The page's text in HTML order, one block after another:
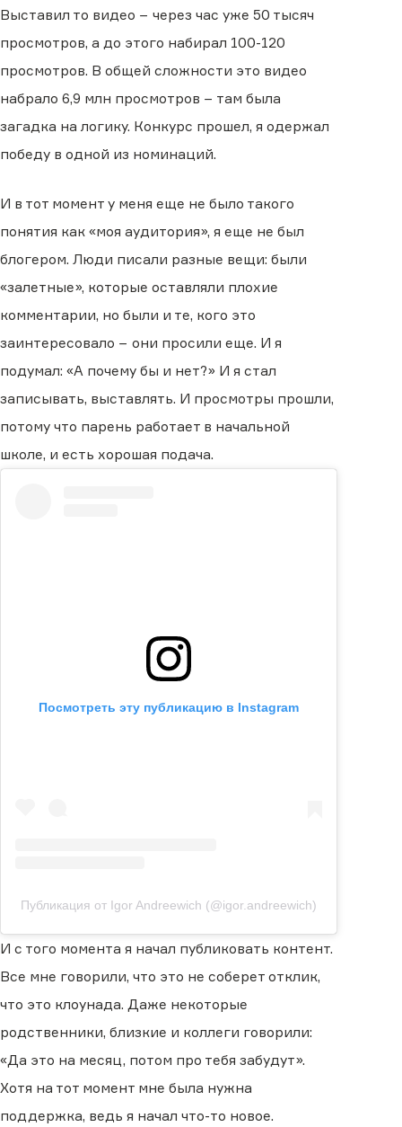
Выставил то видео − через час уже 50 тысяч
просмотров, а до этого набирал 100-120
просмотров. В общей сложности это видео
набрало 6,9 млн просмотров − там была
загадка на логику. Конкурс прошел, я одержал
победу в одной из номинаций.
И в тот момент у меня еще не было такого
понятия как «моя аудитория», я еще не был
блогером. Люди писали разные вещи: были
«залетные», которые оставляли плохие
комментарии, но были и те, кого это
заинтересовало − они просили еще. И я
подумал: «А почему бы и нет?» И я стал
записывать, выставлять. И просмотры прошли,
потому что парень работает в начальной
школе, и есть хорошая подача.
Посмотреть эту публикацию в Instagram
Публикация от Igor Andreewich (@igor.andreewich)
И с того момента я начал публиковать контент.
Все мне говорили, что это не соберет отклик,
что это клоунада. Даже некоторые
родственники, близкие и коллеги говорили:
«Да это на месяц, потом про тебя забудут».
Хотя на тот момент мне была нужна
поддержка, ведь я начал что-то новое.